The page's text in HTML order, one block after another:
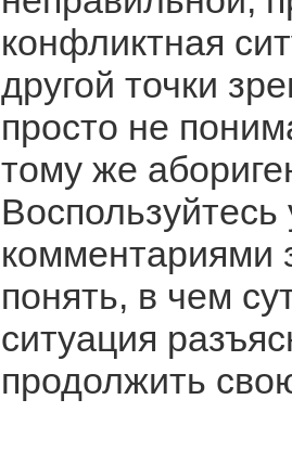
конфликтная
другой точки
просто не
тому же
комментариями
понять, в чем
ситуация
продолжить